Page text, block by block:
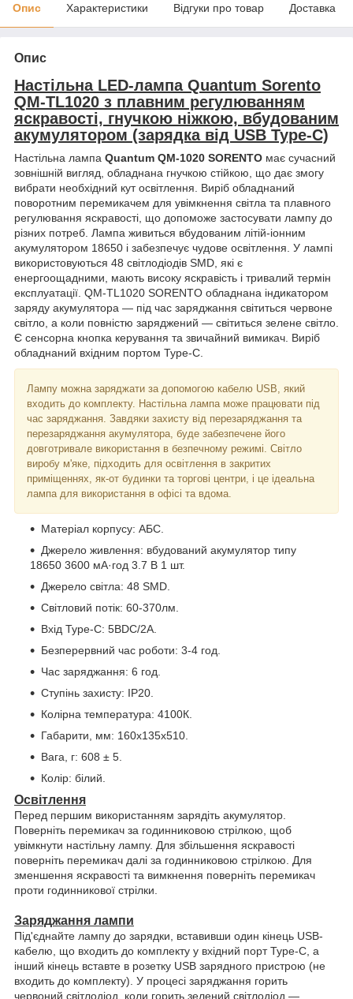
Опис Характеристики Відгуки про товар Доставка
Опис
Настільна LED-лампа Quantum Sorento
QM-TL1020 з плавним регулюванням
яскравості, гнучкою ніжкою, вбудованим
акумулятором (зарядка від USB Type-C)
Настільна лампа Quantum QM-1020 SORENTO має сучасний
зовнішній вигляд, обладнана гнучкою стійкою, що дає змогу
вибрати необхідний кут освітлення. Виріб обладнаний
поворотним перемикачем для увімкнення світла та плавного
регулювання яскравості, що допоможе застосувати лампу до
різних потреб. Лампа живиться вбудованим літій-іонним
акумулятором 18650 і забезпечує чудове освітлення. У лампі
використовуються 48 світлодіодів SMD, які є
енергоощадними, мають високу яскравість і тривалий термін
експлуатації. QM-TL1020 SORENTO обладнана індикатором
заряду акумулятора — під час заряджання світиться червоне
світло, а коли повністю заряджений — світиться зелене світло.
Є сенсорна кнопка керування та звичайний вимикач. Виріб
обладнаний вхідним портом Type-C.
Лампу можна заряджати за допомогою кабелю USB, який
входить до комплекту. Настільна лампа може працювати під
час заряджання. Завдяки захисту від перезаряджання та
перезаряджання акумулятора, буде забезпечене його
довготривале використання в безпечному режимі. Світло
виробу м'яке, підходить для освітлення в закритих
приміщеннях, як-от будинки та торгові центри, і це ідеальна
лампа для використання в офісі та вдома.
Матеріал корпусу: АБС.
Джерело живлення: вбудований акумулятор типу
18650 3600 мА·год 3.7 В 1 шт.
Джерело світла: 48 SMD.
Світловий потік: 60-370лм.
Вхід Type-C: 5ВDC/2A.
Безперервний час роботи: 3-4 год.
Час заряджання: 6 год.
Ступінь захисту: ІР20.
Колірна температура: 4100К.
Габарити, мм: 160х135х510.
Вага, г: 608 ± 5.
Колір: білий.
Освітлення
Перед першим використанням зарядіть акумулятор.
Поверніть перемикач за годинниковою стрілкою, щоб
увімкнути настільну лампу. Для збільшення яскравості
поверніть перемикач далі за годинниковою стрілкою. Для
зменшення яскравості та вимкнення поверніть перемикач
проти годинникової стрілки.
Заряджання лампи
Під'єднайте лампу до зарядки, вставивши один кінець USB-
кабелю, що входить до комплекту у вхідний порт Type-C, а
інший кінець вставте в розетку USB зарядного пристрою (не
входить до комплекту). У процесі заряджання горить
червоний світлодіод, коли горить зелений світлодіод —